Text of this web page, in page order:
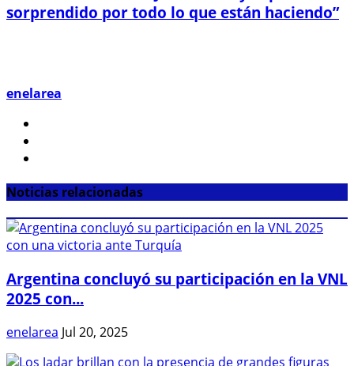
sorprendido por todo lo que están haciendo”
enelarea
Noticias relacionadas
Argentina concluyó su participación en la VNL
2025 con...
enelarea Jul 20, 2025